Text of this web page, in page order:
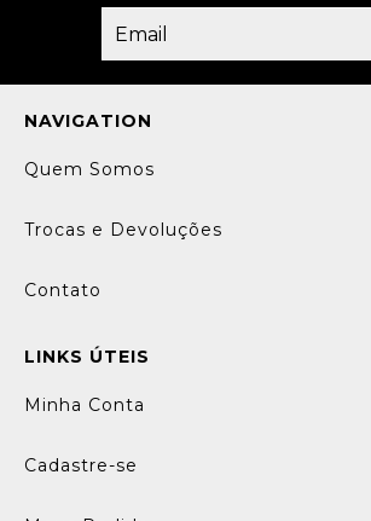
NAVIGATION
Quem Somos
Trocas e Devoluções
Contato
LINKS ÚTEIS
Minha Conta
Cadastre-se